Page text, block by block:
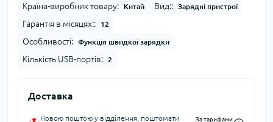
Країна-виробник товару: Китай Вид:: Зарядні пристрої
Гарантія в місяцях:: 12
Особливості: Функція швидкої зарядки
Кількість USB-портів: 2
Доставка
Новою поштою у відділення, поштомати
За тарифами